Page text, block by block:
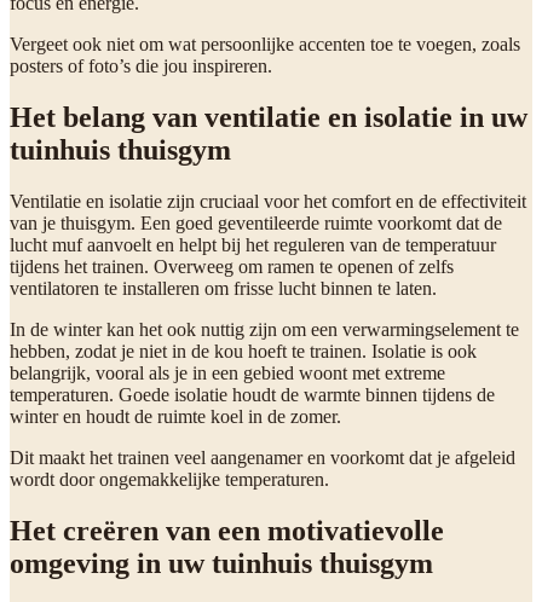
Vergeet ook niet om wat persoonlijke accenten toe te voegen, zoals
posters of foto’s die jou inspireren.
Het belang van ventilatie en isolatie in uw
tuinhuis thuisgym
Ventilatie en isolatie zijn cruciaal voor het comfort en de effectiviteit
van je thuisgym. Een goed geventileerde ruimte voorkomt dat de
lucht muf aanvoelt en helpt bij het reguleren van de temperatuur
tijdens het trainen. Overweeg om ramen te openen of zelfs
ventilatoren te installeren om frisse lucht binnen te laten.
In de winter kan het ook nuttig zijn om een verwarmingselement te
hebben, zodat je niet in de kou hoeft te trainen. Isolatie is ook
belangrijk, vooral als je in een gebied woont met extreme
temperaturen. Goede isolatie houdt de warmte binnen tijdens de
winter en houdt de ruimte koel in de zomer.
Dit maakt het trainen veel aangenamer en voorkomt dat je afgeleid
wordt door ongemakkelijke temperaturen.
Het creëren van een motivatievolle
omgeving in uw tuinhuis thuisgym